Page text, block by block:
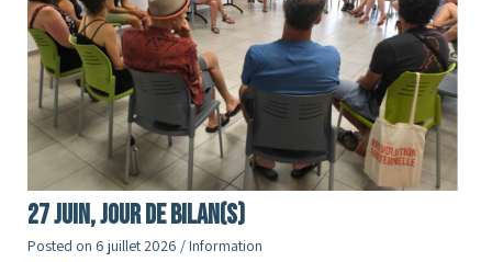
27 juin, jour de Bilan(s)
Posted on 6 juillet 2026 /Information